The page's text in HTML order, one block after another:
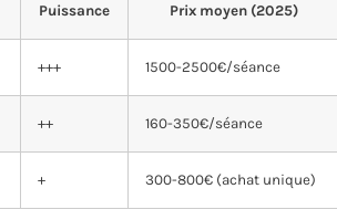
Puissance Prix moyen (2025)
+++ 1500-2500€/séance
++ 160-350€/séance
+ 300-800€ (achat unique)